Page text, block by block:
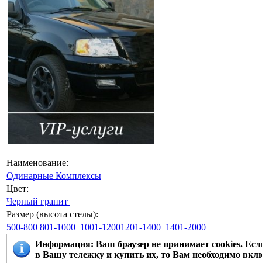
Наименование:
Одинарные Комплексы
Цвет:
Черный гранит
Размер (высота стелы):
500-800 801-1000 1001-12001201-1400 1401-2000
Информация: Ваш браузер не принимает cookies.
в Вашу тележку и купить их, то Вам необходимо